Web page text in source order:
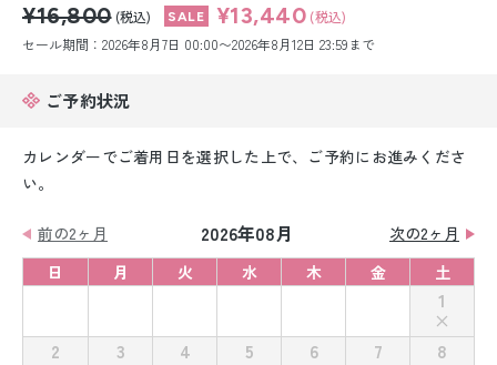
白無垢&紋付袴レンタル
引き振袖レンタル
小物販売品
¥16,800 (税込) ¥13,440 (税込)
セール期間：2026年8月7日 00:00〜2026年8月12日 23:59まで
ご予約状況
カレンダーでご着用日を選択した上で、ご予約にお進みくださ
い。
前の2ヶ月 2026年08月
次の2ヶ月
日
月 火 水 木 金 土
1
2
3 4 5 6 7
8